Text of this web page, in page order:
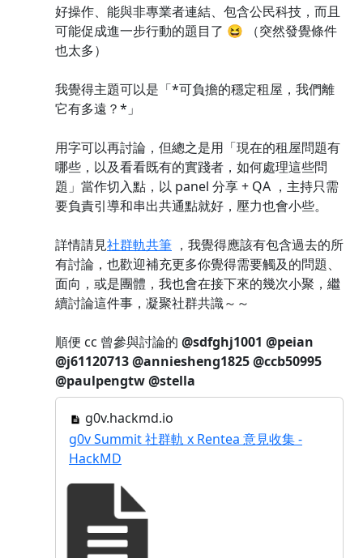
好操作、能與非專業者連結、包含公民科技，而且
可能促成進一步行動的題目了 😆 （突然發覺條件
也太多）
我覺得主題可以是「*可負擔的穩定租屋，我們離
它有多遠？*」
用字可以再討論，但總之是用「現在的租屋問題有
哪些，以及看看既有的實踐者，如何處理這些問
題」當作切入點，以 panel 分享 + QA ，主持只需
要負責引導和串出共通點就好，壓力也會小些。
詳情請見社群軌共筆 ，我覺得應該有包含過去的所
有討論，也歡迎補充更多你覺得需要觸及的問題、
面向，或是團體，我也會在接下來的幾次小聚，繼
續討論這件事，凝聚社群共識～～
順便 cc 曾參與討論的 @sdfghj1001 @peian
@j61120713@anniesheng1825@ccb50995
@paulpengtw@stella
g0v.hackmd.io
g0v Summit 社群軌 x Rentea 意見收集 -
HackMD